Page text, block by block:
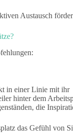
Austausch
in einer Linie mit ihr
hinter dem
die
das Gefühl von